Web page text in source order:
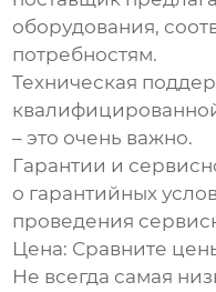
оборудования,
потребностям.
Техническая
– это очень важно.
Гарантии и
о гарантийных
проведения
Цена: Сравните
Не всегда самая